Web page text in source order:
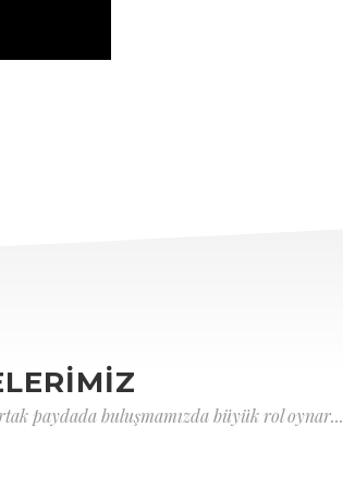
paydada buluşmamızda büyük rol oynar...